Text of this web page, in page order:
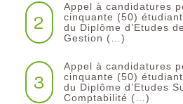
2
Appel à candidatures
cinquante (50)
du Diplôme d’Etudes
Gestion (…)
3
Appel à candidatures
cinquante (50)
du Diplôme d’Etudes
Comptabilité (…)